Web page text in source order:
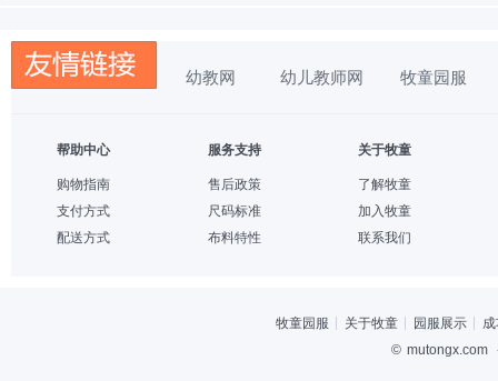
幼教网 幼儿教师网 牧童园服
帮助中心
购物指南
支付方式
配送方式
服务支持
售后政策
尺码标准
布料特性
关于牧童
了解牧童
加入牧童
联系我们
牧童园服 关于牧童 园服展示
© mutongx.com